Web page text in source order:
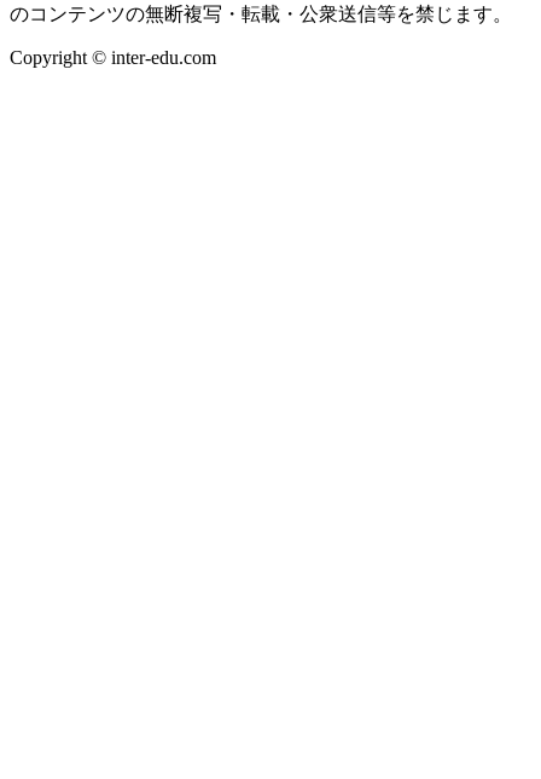
のコンテンツの無断複写・転載・公衆送信等を禁じます。
Copyright © inter-edu.com